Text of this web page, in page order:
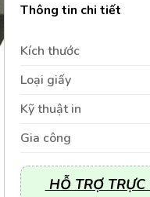
Thông tin chi tiết
Kích thước
Loại giấy
Kỹ thuật in
Gia công
HỖ TRỢ TRỰC